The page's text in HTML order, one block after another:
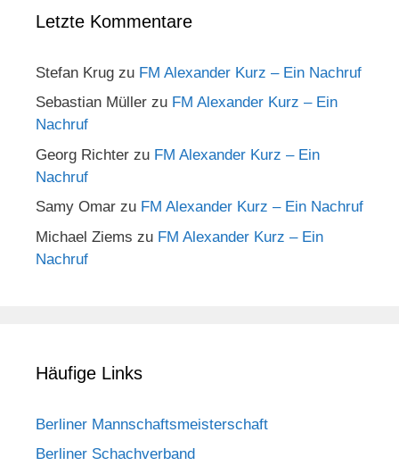
Letzte Kommentare
Stefan Krug zu FM Alexander Kurz – Ein Nachruf
Sebastian Müller zu FM Alexander Kurz – Ein
Nachruf
Georg Richter zu FM Alexander Kurz – Ein
Nachruf
Samy Omar zu FM Alexander Kurz – Ein Nachruf
Michael Ziems zu FM Alexander Kurz – Ein
Nachruf
Häufige Links
Berliner Mannschaftsmeisterschaft
Berliner Schachverband